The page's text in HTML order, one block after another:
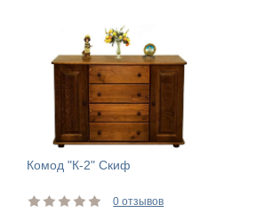
Комод "К-2" Скиф
0 отзывов